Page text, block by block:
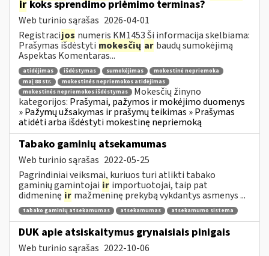
irkoks sprendimo priėmimo terminas?
Web turinio sąrašas 2026-04-01
Registracijos numeris KM1453 Ši informacija skelbiama:
Prašymas išdėstyti mokesčių ar baudų sumokėjimą
Aspektas Komentaras...
atidėjimas išdėstymas sumokėjimas
mokestinė nepriemoka
maį 88 str.
mokestinės nepriemokos atidėjimas
mokestinės nepriemokos išdėstymas
Mokesčių žinyno
kategorijos: Prašymai, pažymos ir mokėjimo duomenys
» Pažymų užsakymas ir prašymų teikimas » Prašymas
atidėti arba išdėstyti mokestinę nepriemoką
Tabako gaminių atsekamumas
Web turinio sąrašas 2022-05-25
Pagrindiniai veiksmai, kuriuos turi atlikti tabako
gaminių gamintojai ir importuotojai, taip pat
didmeninę ir mažmeninę prekybą vykdantys asmenys ...
tabako gaminių atsekamumas atsekamumas atsekamumo sistema
DUK apie atsiskaitymus grynaisiais pinigais
Web turinio sąrašas 2022-10-06